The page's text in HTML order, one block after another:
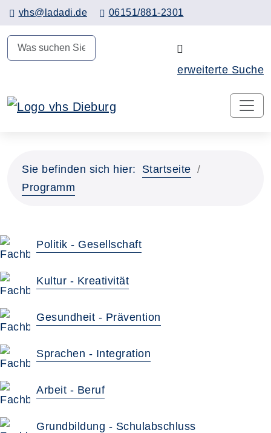
vhs@ladadi.de 06151/881-2301
erweiterte Suche
Hauptinhalt anspringen
Sie befinden sich hier:
Startseite
Programm
Politik - Gesellschaft
Kultur - Kreativität
Gesundheit - Prävention
Sprachen - Integration
Arbeit - Beruf
Grundbildung - Schulabschluss